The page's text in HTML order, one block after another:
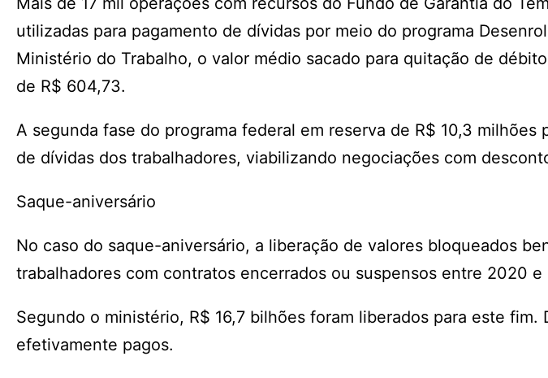
utilizadas para pagamento de dívidas por meio do programa
Ministério do Trabalho, o valor médio sacado para quitação de
de R$ 604,73.
A segunda fase do programa federal em reserva de R$ 10,3 milhões
de dívidas dos trabalhadores, viabilizando negociações com
Saque-aniversário
No caso do saque-aniversário, a liberação de valores bloqueados
trabalhadores com contratos encerrados ou suspensos entre 2020 e
Segundo o ministério, R$ 16,7 bilhões foram liberados para este fim.
efetivamente pagos.